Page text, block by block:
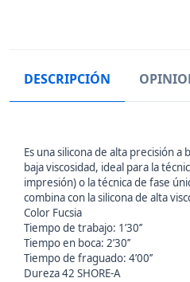
DESCRIPCIÓN
Es una silicona de alta precisión a
baja viscosidad, ideal para la
impresión) o la técnica de fase
combina con la silicona de alta
Color Fucsia
Tiempo de trabajo: 1’30’’
Tiempo en boca: 2’30’’
Tiempo de fraguado: 4’00’’
Dureza 42 SHORE-A